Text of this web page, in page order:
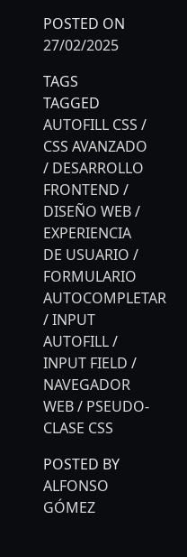
POSTED ON
27/02/2025
TAGS
TAGGED
AUTOFILL CSS /
CSS AVANZADO
/ DESARROLLO
FRONTEND /
DISEÑO WEB/
EXPERIENCIA
DE USUARIO /
FORMULARIO
AUTOCOMPLETAR
/INPUT
AUTOFILL/
INPUT FIELD /
NAVEGADOR
WEB/ PSEUDO-
CLASE CSS
POSTED BY
ALFONSO
GÓMEZ